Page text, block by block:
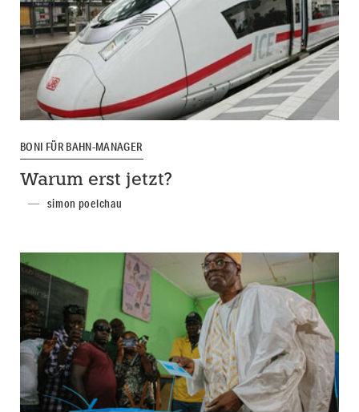
BONI FÜR BAHN-MANAGER
Warum erst jetzt?
simon poelchau